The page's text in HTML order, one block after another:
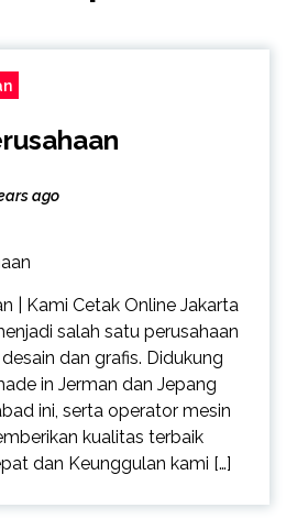
ago
| Kami Cetak Online Jakarta
salah satu perusahaan
dan grafis. Didukung
in Jerman dan Jepang
ini, serta operator mesin
kualitas terbaik
dan Keunggulan kami […]